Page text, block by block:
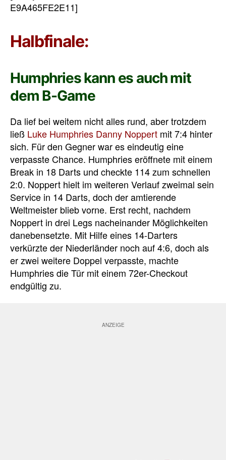
E9A465FE2E11]
Halbfinale:
Humphries kann es auch mit
dem B-Game
Da lief bei weitem nicht alles rund, aber trotzdem
ließ Luke Humphries Danny Noppert mit 7:4 hinter
sich. Für den Gegner war es eindeutig eine
verpasste Chance. Humphries eröffnete mit einem
Break in 18 Darts und checkte 114 zum schnellen
2:0. Noppert hielt im weiteren Verlauf zweimal sein
Service in 14 Darts, doch der amtierende
Weltmeister blieb vorne. Erst recht, nachdem
Noppert in drei Legs nacheinander Möglichkeiten
danebensetzte. Mit Hilfe eines 14-Darters
verkürzte der Niederländer noch auf 4:6, doch als
er zwei weitere Doppel verpasste, machte
Humphries die Tür mit einem 72er-Checkout
endgültig zu.